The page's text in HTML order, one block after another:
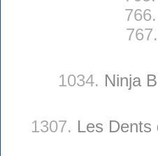
766.
767.
1034. Ninja
1307. Les Dents